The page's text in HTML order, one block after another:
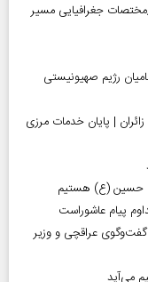
مختصات جغرافیایی مسیر
رژیم صهیونیستی
| پایان خدمات مرزی
حسین (ع) هستیم
پیام عاشوراست
گفت‌وگوی عراقچی و وزیر
می‌آید